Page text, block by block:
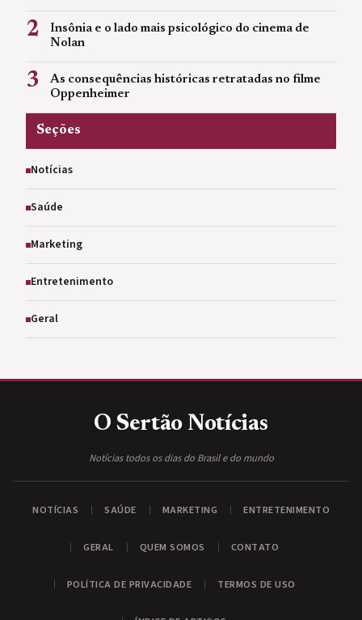
2
Insônia e o lado mais psicológico do cinema de
Nolan
3
As consequências históricas retratadas no filme
Oppenheimer
Seções
Notícias
Saúde
Marketing
Entretenimento
Geral
O Sertão Notícias
Notícias todos os dias do Brasil e do mundo
NOTÍCIAS SAÚDE MARKETING ENTRETENIMENTO
GERAL QUEM SOMOS CONTATO
POLÍTICA DE PRIVACIDADE TERMOS DE USO